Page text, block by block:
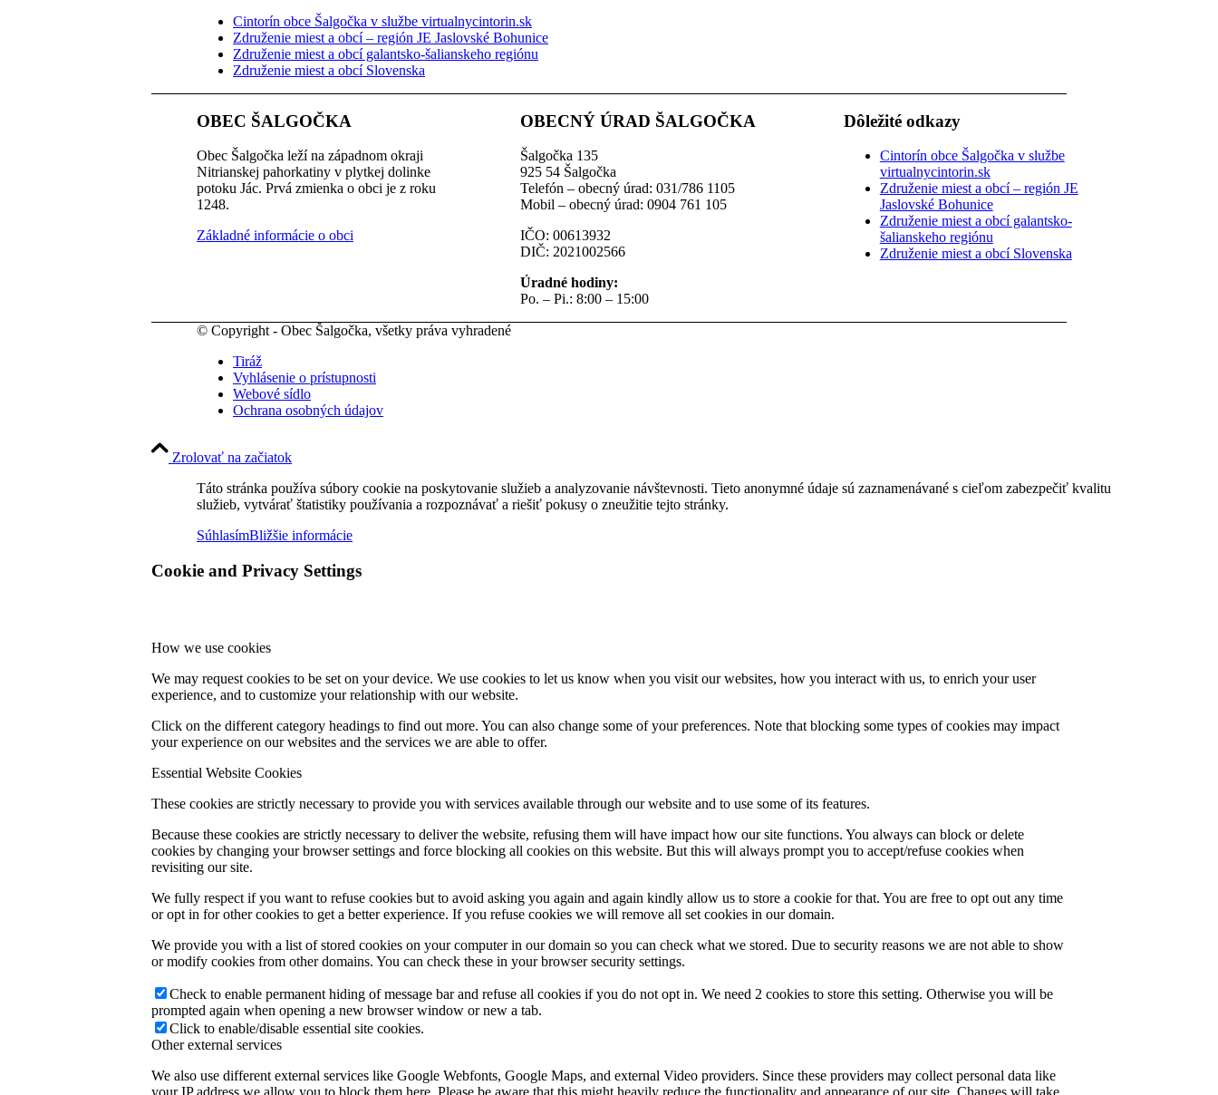
Cintorín obce Šalgočka v službe virtualnycintorin.sk
Združenie miest a obcí – región JE Jaslovské Bohunice
Združenie miest a obcí galantsko-šalianskeho regiónu
Združenie miest a obcí Slovenska
OBEC ŠALGOČKA
Obec Šalgočka leží na západnom okraji
Nitrianskej pahorkatiny v plytkej dolinke
potoku Jác. Prvá zmienka o obci je z roku
1248.
Základné informácie o obci
OBECNÝ ÚRAD ŠALGOČKA
Šalgočka 135
925 54 Šalgočka
Telefón – obecný úrad: 031/786 1105
Mobil – obecný úrad: 0904 761 105
IČO: 00613932
DIČ: 2021002566
Úradné hodiny:
Po. – Pi.: 8:00 – 15:00
Dôležité odkazy
Cintorín obce Šalgočka v službe
virtualnycintorin.sk
Združenie miest a obcí – región JE
Jaslovské Bohunice
Združenie miest a obcí galantsko-
šalianskeho regiónu
Združenie miest a obcí Slovenska
© Copyright - Obec Šalgočka, všetky práva vyhradené
Tiráž
Vyhlásenie o prístupnosti
Webové sídlo
Ochrana osobných údajov
Zrolovať na začiatok
Táto stránka používa súbory cookie na poskytovanie služieb a analyzovanie návštevnosti. Tieto anonymné údaje sú zaznamenávané s cieľom zabezpečiť kvalitu
služieb, vytvárať štatistiky používania a rozpoznávať a riešiť pokusy o zneužitie tejto stránky.
SúhlasímBližšie informácie
Cookie and Privacy Settings
How we use cookies
We may request cookies to be set on your device. We use cookies to let us know when you visit our websites, how you interact with us, to enrich your user
experience, and to customize your relationship with our website.
Click on the different category headings to find out more. You can also change some of your preferences. Note that blocking some types of cookies may impact
your experience on our websites and the services we are able to offer.
Essential Website Cookies
These cookies are strictly necessary to provide you with services available through our website and to use some of its features.
Because these cookies are strictly necessary to deliver the website, refusing them will have impact how our site functions. You always can block or delete
cookies by changing your browser settings and force blocking all cookies on this website. But this will always prompt you to accept/refuse cookies when
revisiting our site.
We fully respect if you want to refuse cookies but to avoid asking you again and again kindly allow us to store a cookie for that. You are free to opt out any time
or opt in for other cookies to get a better experience. If you refuse cookies we will remove all set cookies in our domain.
We provide you with a list of stored cookies on your computer in our domain so you can check what we stored. Due to security reasons we are not able to show
or modify cookies from other domains. You can check these in your browser security settings.
Check to enable permanent hiding of message bar and refuse all cookies if you do not opt in. We need 2 cookies to store this setting. Otherwise you will be
prompted again when opening a new browser window or new a tab.
Click to enable/disable essential site cookies.
Other external services
We also use different external services like Google Webfonts, Google Maps, and external Video providers. Since these providers may collect personal data like
your IP address we allow you to block them here. Please be aware that this might heavily reduce the functionality and appearance of our site. Changes will take